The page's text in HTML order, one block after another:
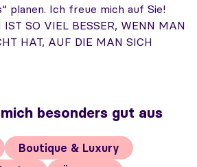
planen. Ich freue mich auf Sie!
IST SO VIEL BESSER, WENN MAN
HAT, AUF DIE MAN SICH
besonders gut aus
Boutique & Luxury